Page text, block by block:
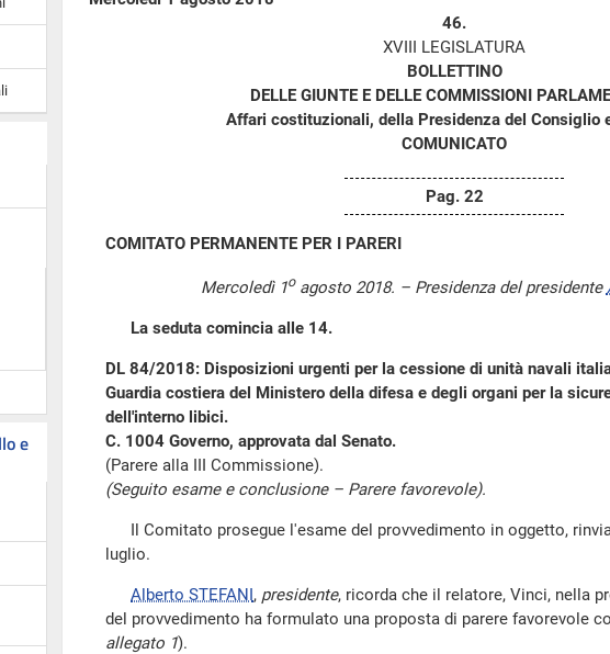
e
46.
XVIII LEGISLATURA
BOLLETTINO
DELLE GIUNTE E DELLE COMMISSIONI
Affari costituzionali, della Presidenza del Consiglio
COMUNICATO
Pag. 22
COMITATO PERMANENTE PER I PARERI
Mercoledì 1oagosto 2018. – Presidenza del presidente
La seduta comincia alle 14.
DL 84/2018: Disposizioni urgenti per la cessione di unità navali
Guardia costiera del Ministero della difesa e degli organi per la
dell'interno libici.
C. 1004 Governo, approvata dal Senato.
(Parere alla III Commissione).
(Seguito esame e conclusione – Parere favorevole).
Il Comitato prosegue l'esame del provvedimento in oggetto,
luglio.
Alberto STEFANI, presidente, ricorda che il relatore, Vinci, nella
del provvedimento ha formulato una proposta di parere favorevole
allegato 1).